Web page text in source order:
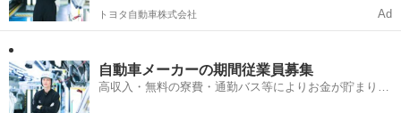
トヨタ自動車株式会社 Ad
自動車メーカーの期間従業員募集
高収入・無料の寮費・通勤バス等によりお金が貯まりや